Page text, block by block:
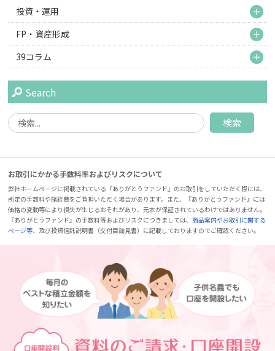
投資・運用
FP・資産形成
39コラム
Search
お取引にかかる手数料率およびリスクについて
弊社ホームページに掲載されている『ありがとうファンド』のお取引をしていただく際には、
所定の手数料や諸経費をご負担いただく場合があります。また、『ありがとうファンド』には
価格の変動等により損失が生じるおそれがあり、元本が保証されているわけではありません。
『ありがとうファンド』の手数料等およびリスクにつきましては、商品案内やお取引に関する
ページ等、及び投資信託説明書（交付目論見書）に記載しておりますのでご確認ください。